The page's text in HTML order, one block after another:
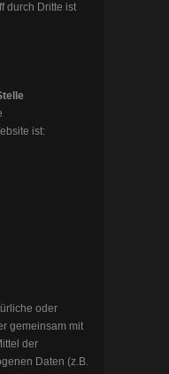
durch Dritte ist
ist:
oder
gemeinsam mit
der
Daten (z.B.